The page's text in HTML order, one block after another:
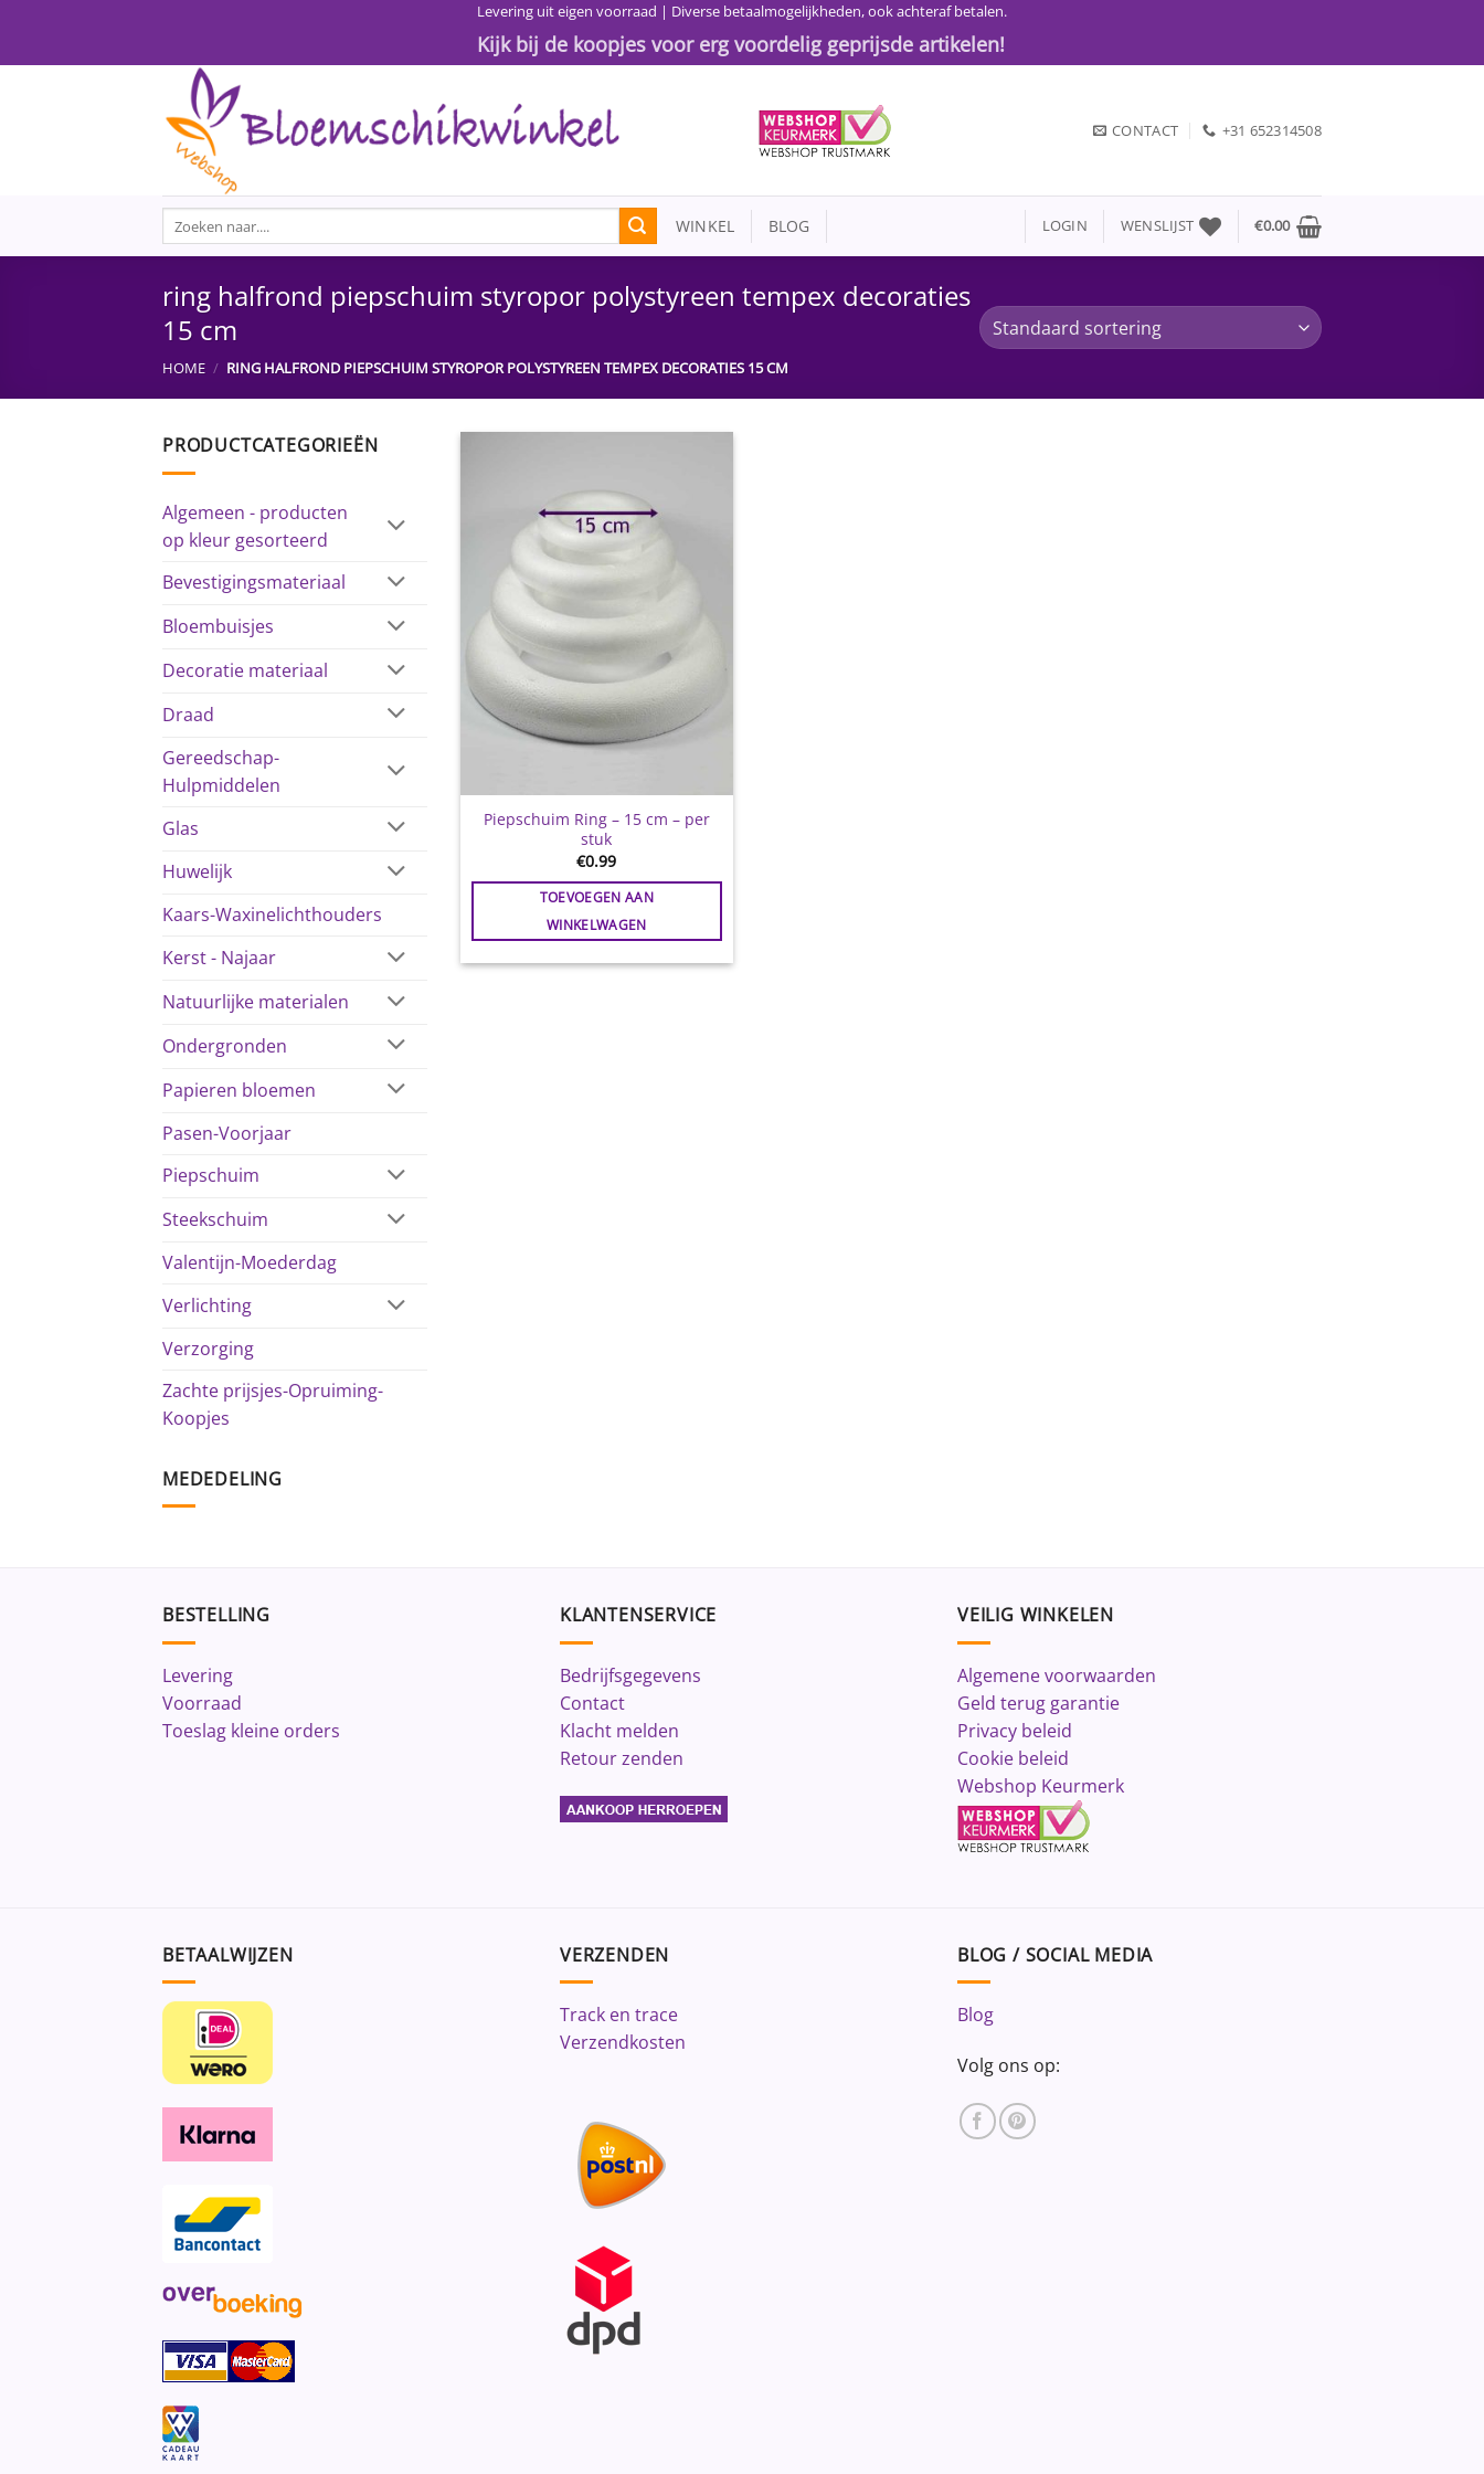
inhoud
Levering uit eigen voorraad | Diverse betaalmogelijkheden, ook achteraf betalen.
Kijk bij de koopjes voor erg voordelig geprijsde artikelen!
CONTACT +31 652314508
Zoeken
naar:
WINKEL BLOG LOGIN WENSLIJST €0.00
ring halfrond piepschuim styropor polystyreen tempex decoraties
15 cm
HOME / RING HALFROND PIEPSCHUIM STYROPOR POLYSTYREEN TEMPEX DECORATIES 15 CM
PRODUCTCATEGORIEËN
Algemeen - producten
op kleur gesorteerd
Bevestigingsmateriaal
Bloembuisjes
Decoratie materiaal
Draad
Gereedschap-
Hulpmiddelen
Glas
Huwelijk
Kaars-Waxinelichthouders
Kerst - Najaar
Natuurlijke materialen
Ondergronden
Papieren bloemen
Pasen-Voorjaar
Piepschuim
Steekschuim
Valentijn-Moederdag
Verlichting
Verzorging
Zachte prijsjes-Opruiming-
Koopjes
MEDEDELING
Piepschuim Ring – 15 cm – per
stuk
€0.99
TOEVOEGEN AAN
WINKELWAGEN
BESTELLING
Levering
Voorraad
Toeslag kleine orders
KLANTENSERVICE
Bedrijfsgegevens
Contact
Klacht melden
Retour zenden
VEILIG WINKELEN
Algemene voorwaarden
Geld terug garantie
Privacy beleid
Cookie beleid
Webshop Keurmerk
BETAALWIJZEN VERZENDEN
Track en trace
Verzendkosten
BLOG / SOCIAL MEDIA
Blog
Volg ons op: